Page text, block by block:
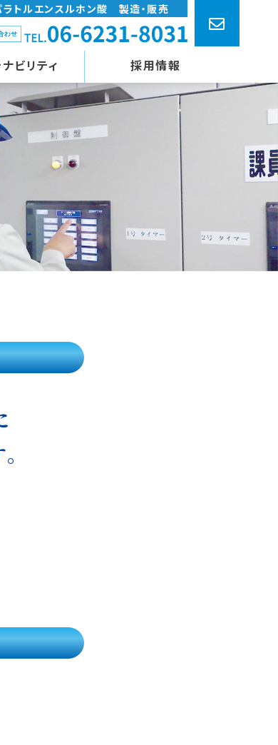
ラトルエンスルホン酸 製造・販売
ビリティ 採用情報